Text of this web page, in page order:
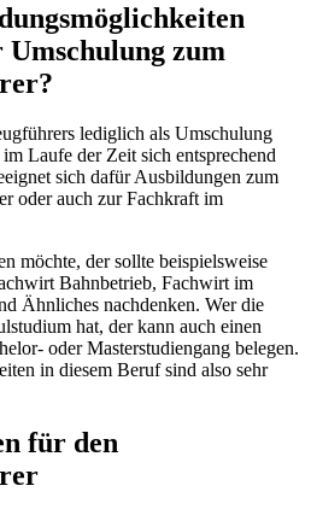
Umschulung zum
lediglich als Umschulung
Laufe der Zeit sich entsprechend
sich dafür Ausbildungen zum
oder auch zur Fachkraft im
möchte, der sollte beispielsweise
Bahnbetrieb, Fachwirt im
Ähnliches nachdenken. Wer die
hat, der kann auch einen
oder Masterstudiengang belegen.
in diesem Beruf sind also sehr
für den